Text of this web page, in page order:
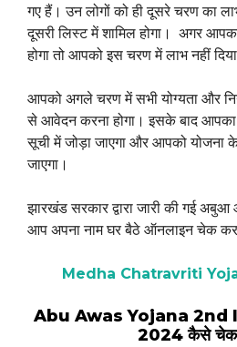
गए हैं। उन लोगों को ही दूसरे चरण का
दूसरी लिस्ट में शामिल होगा। अगर
होगा तो आपको इस चरण में लाभ नहीं
आपको अगले चरण में सभी योग्यता और
से आवेदन करना होगा। इसके बाद आपका
सूची में जोड़ा जाएगा और आपको योजना
जाएगा।
झारखंड सरकार द्वारा जारी की गई
आप अपना नाम घर बैठे ऑनलाइन चेक
Medha Chatravriti
Abu Awas Yojana
2024कैसे